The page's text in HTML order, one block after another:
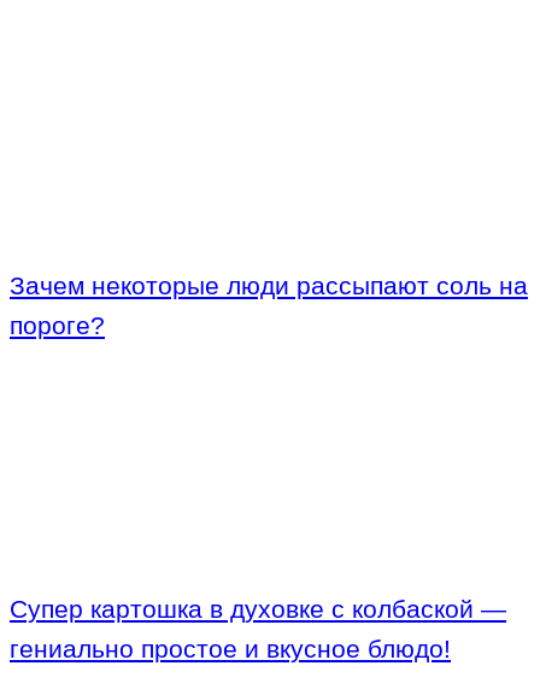
Зачем некоторые люди рассыпают соль на
пороге?
Супер картошка в духовке с колбаской —
гениально простое и вкусное блюдо!